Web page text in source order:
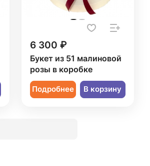
6 300 ₽
Букет из 51 малиновой
розы в коробке
Подробнее В корзину